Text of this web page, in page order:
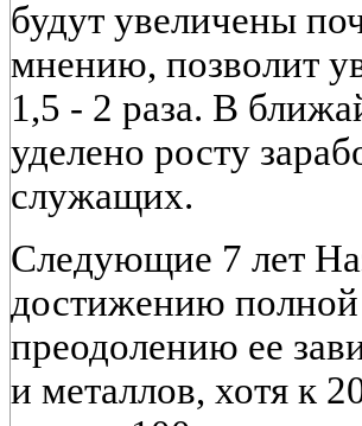
будут увеличены
мнению, позволит
1,5 - 2 раза. В
уделено росту
служащих.
Следующие 7 лет
достижению
преодолению ее
и металлов, хотя к